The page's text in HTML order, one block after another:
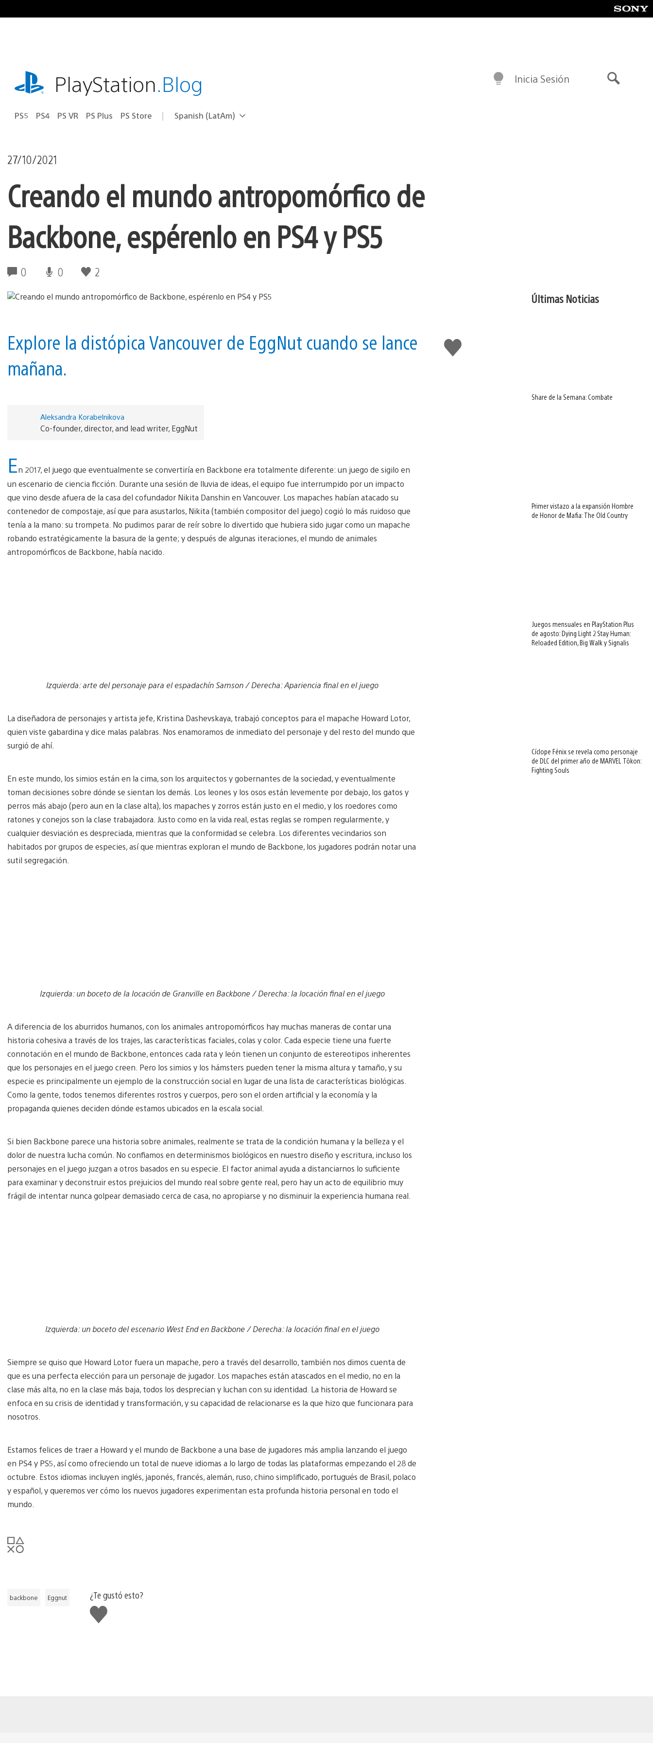
al
playstation.comPlayStation.Blog
PS5 PS4 PS VR PS Plus PS Store Elige
Región
Spanish (LatAm)
Inicia Sesión
27/10/2021
Creando el mundo antropomórfico de
Backbone, espérenlo en PS4 y PS5
0 0 2
Me
gusta
Explore la distópica Vancouver de EggNut cuando se lance
mañana.
Aleksandra Korabelnikova
Co-founder, director, and lead writer, EggNut
En 2017, el juego que eventualmente se convertiría en Backbone era totalmente diferente: un juego de sigilo en
un escenario de ciencia ficción. Durante una sesión de lluvia de ideas, el equipo fue interrumpido por un impacto
que vino desde afuera de la casa del cofundador Nikita Danshin en Vancouver. Los mapaches habían atacado su
contenedor de compostaje, así que para asustarlos, Nikita (también compositor del juego) cogió lo más ruidoso que
tenía a la mano: su trompeta. No pudimos parar de reír sobre lo divertido que hubiera sido jugar como un mapache
robando estratégicamente la basura de la gente; y después de algunas iteraciones, el mundo de animales
antropomórficos de Backbone, había nacido.
Izquierda: arte del personaje para el espadachín Samson / Derecha: Apariencia final en el juego
La diseñadora de personajes y artista jefe, Kristina Dashevskaya, trabajó conceptos para el mapache Howard Lotor,
quien viste gabardina y dice malas palabras. Nos enamoramos de inmediato del personaje y del resto del mundo que
surgió de ahí.
En este mundo, los simios están en la cima, son los arquitectos y gobernantes de la sociedad, y eventualmente
toman decisiones sobre dónde se sientan los demás. Los leones y los osos están levemente por debajo, los gatos y
perros más abajo (pero aun en la clase alta), los mapaches y zorros están justo en el medio, y los roedores como
ratones y conejos son la clase trabajadora. Justo como en la vida real, estas reglas se rompen regularmente, y
cualquier desviación es despreciada, mientras que la conformidad se celebra. Los diferentes vecindarios son
habitados por grupos de especies, así que mientras exploran el mundo de Backbone, los jugadores podrán notar una
sutil segregación.
Izquierda: un boceto de la locación de Granville en Backbone / Derecha: la locación final en el juego
A diferencia de los aburridos humanos, con los animales antropomórficos hay muchas maneras de contar una
historia cohesiva a través de los trajes, las características faciales, colas y color. Cada especie tiene una fuerte
connotación en el mundo de Backbone, entonces cada rata y león tienen un conjunto de estereotipos inherentes
que los personajes en el juego creen. Pero los simios y los hámsters pueden tener la misma altura y tamaño, y su
especie es principalmente un ejemplo de la construcción social en lugar de una lista de características biológicas.
Como la gente, todos tenemos diferentes rostros y cuerpos, pero son el orden artificial y la economía y la
propaganda quienes deciden dónde estamos ubicados en la escala social.
Si bien Backbone parece una historia sobre animales, realmente se trata de la condición humana y la belleza y el
dolor de nuestra lucha común. No confiamos en determinismos biológicos en nuestro diseño y escritura, incluso los
personajes en el juego juzgan a otros basados en su especie. El factor animal ayuda a distanciarnos lo suficiente
para examinar y deconstruir estos prejuicios del mundo real sobre gente real, pero hay un acto de equilibrio muy
frágil de intentar nunca golpear demasiado cerca de casa, no apropiarse y no disminuir la experiencia humana real.
Izquierda: un boceto del escenario West End en Backbone / Derecha: la locación final en el juego
Siempre se quiso que Howard Lotor fuera un mapache, pero a través del desarrollo, también nos dimos cuenta de
que es una perfecta elección para un personaje de jugador. Los mapaches están atascados en el medio, no en la
clase más alta, no en la clase más baja, todos los desprecian y luchan con su identidad. La historia de Howard se
enfoca en su crisis de identidad y transformación, y su capacidad de relacionarse es la que hizo que funcionara para
nosotros.
Estamos felices de traer a Howard y el mundo de Backbone a una base de jugadores más amplia lanzando el juego
en PS4 y PS5, así como ofreciendo un total de nueve idiomas a lo largo de todas las plataformas empezando el 28 de
octubre. Estos idiomas incluyen inglés, japonés, francés, alemán, ruso, chino simplificado, portugués de Brasil, polaco
y español, y queremos ver cómo los nuevos jugadores experimentan esta profunda historia personal en todo el
mundo.
backbone Eggnut
¿Te gustó esto?
Me
gusta
Últimas Noticias
Share de la Semana: Combate
Primer vistazo a la expansión Hombre
de Honor de Mafia: The Old Country
Juegos mensuales en PlayStation Plus
de agosto: Dying Light 2 Stay Human:
Reloaded Edition, Big Walk y Signalis
Cíclope Fénix se revela como personaje
de DLC del primer año de MARVEL Tōkon:
Fighting Souls